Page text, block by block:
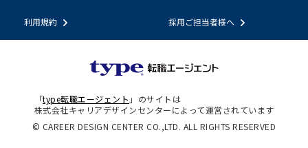
利用規約 採用ご担当者様へ
「type転職エージェント 」のサイトは
株式会社キャリアデザインセンターによって運営されています
© CAREER DESIGN CENTER CO.,LTD. ALL RIGHTS RESERVED